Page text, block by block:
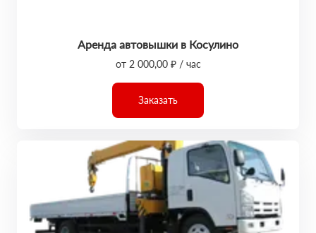
Аренда автовышки в Косулино
от 2 000,00 ₽ / час
Заказать